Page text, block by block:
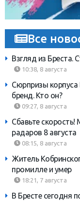
Все
Взгляд из Бреста.
10:38, 8 августа
Сюрпризы
бренд. Кто он?
09:27, 8 августа
Сбавьте
радаров 8 августа
08:15, 8 августа
Житель
промилле и умер
18:21, 7 августа
В Бресте сегодня